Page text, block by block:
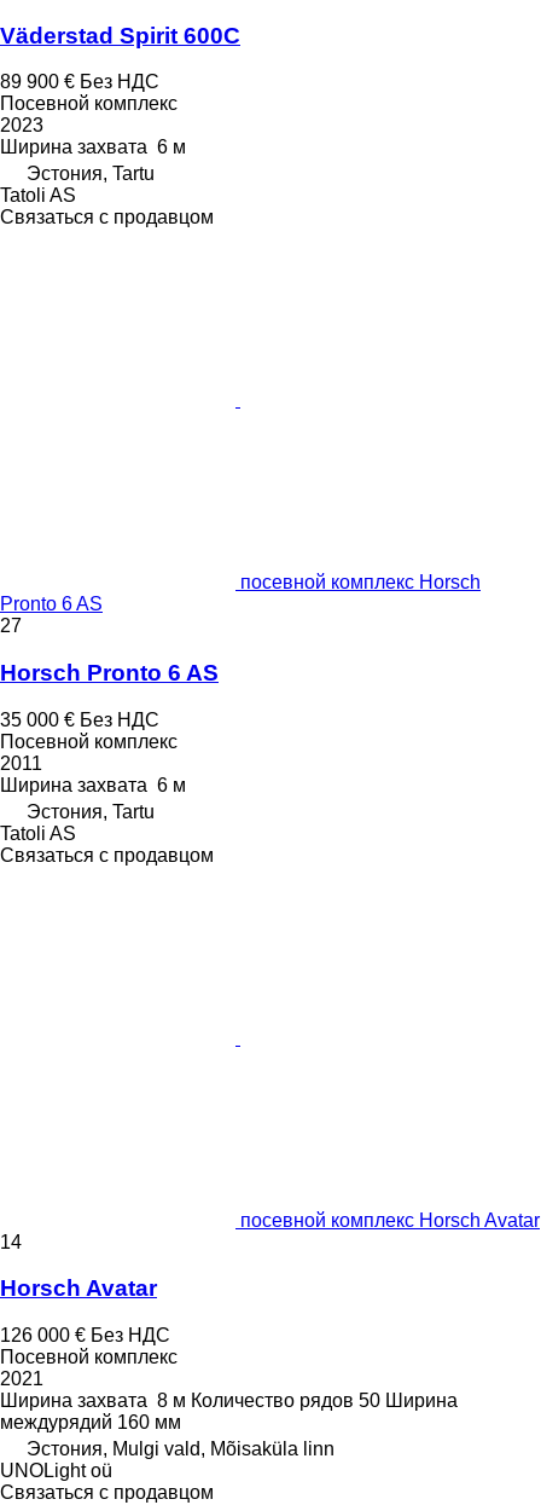
Väderstad Spirit 600C
89 900 € Без НДС
Посевной комплекс
2023
Ширина захвата 6 м
Эстония, Tartu
Tatoli AS
Связаться с продавцом
посевной комплекс Horsch
Pronto 6 AS
27
Horsch Pronto 6 AS
35 000 € Без НДС
Посевной комплекс
2011
Ширина захвата 6 м
Эстония, Tartu
Tatoli AS
Связаться с продавцом
посевной комплекс Horsch Avatar
14
Horsch Avatar
126 000 € Без НДС
Посевной комплекс
2021
Ширина захвата 8 м Количество рядов 50 Ширина
междурядий 160 мм
Эстония, Mulgi vald, Mõisaküla linn
UNOLight oü
Связаться с продавцом